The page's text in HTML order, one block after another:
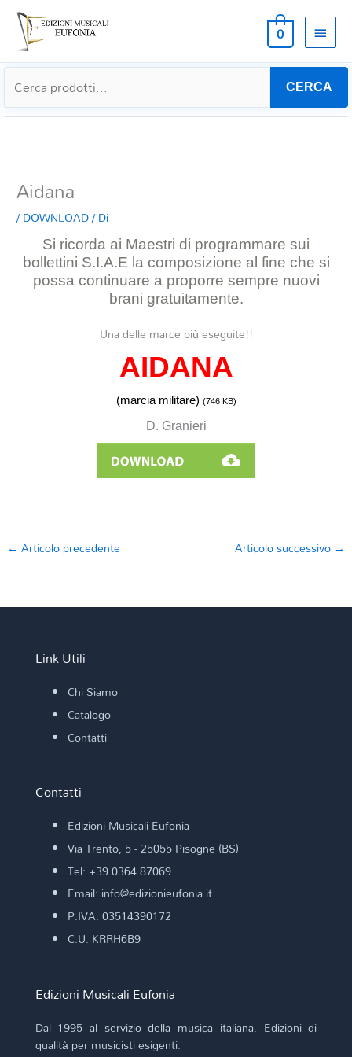
0
CERCA
Aidana
/DOWNLOAD/ Di
Si ricorda ai Maestri di programmare sui
bollettini S.I.A.E la composizione al fine che si
possa continuare a proporre sempre nuovi
brani gratuitamente.
Una delle marce più eseguite!!
AIDANA
(marcia militare) (746KB)
D. Granieri
← Articolo precedente Articolo successivo →
Link Utili
Chi Siamo
Catalogo
Contatti
Contatti
Edizioni Musicali Eufonia
Via Trento, 5 - 25055 Pisogne (BS)
Tel: +39 0364 87069
Email: info@edizionieufonia.it
P.IVA: 03514390172
C.U. KRRH6B9
Edizioni Musicali Eufonia
Dal 1995 al servizio della musica italiana. Edizioni di
qualità per musicisti esigenti.